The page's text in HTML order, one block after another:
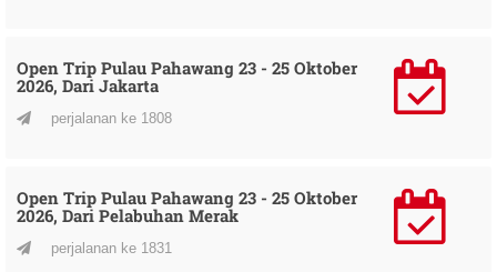
Open Trip Pulau Pahawang 23 - 25 Oktober
2026, Dari Jakarta
perjalanan ke 1808
Open Trip Pulau Pahawang 23 - 25 Oktober
2026, Dari Pelabuhan Merak
perjalanan ke 1831